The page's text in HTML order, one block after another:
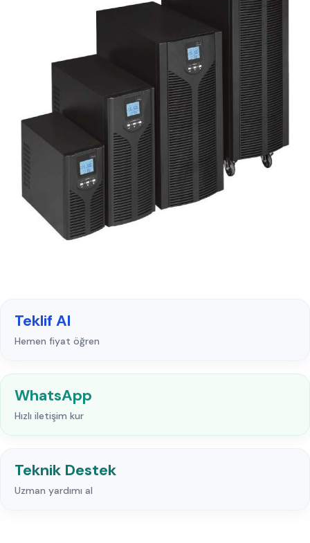
Teklif Al
Hemen fiyat öğren
WhatsApp
Hızlı iletişim kur
Teknik Destek
Uzman yardımı al